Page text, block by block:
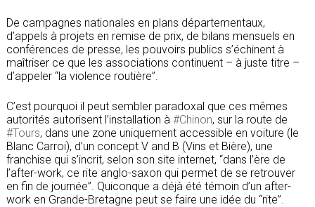
De campagnes nationales en plans départementaux,
d’appels à projets en remise de prix, de bilans mensuels en
conférences de presse, les pouvoirs publics s’échinent à
maîtriser ce que les associations continuent – à juste titre –
d’appeler “la violence routière”.
C’est pourquoi il peut sembler paradoxal que ces mêmes
autorités autorisent l’installation à #Chinon, sur la route de
#Tours, dans une zone uniquement accessible en voiture (le
Blanc Carroi), d’un concept V and B (Vins et Bière), une
franchise qui s’incrit, selon son site internet, “dans l’ère de
l’after-work, ce rite anglo-saxon qui permet de se retrouver
en fin de journée”. Quiconque a déjà été témoin d’un after-
work en Grande-Bretagne peut se faire une idée du “rite”.